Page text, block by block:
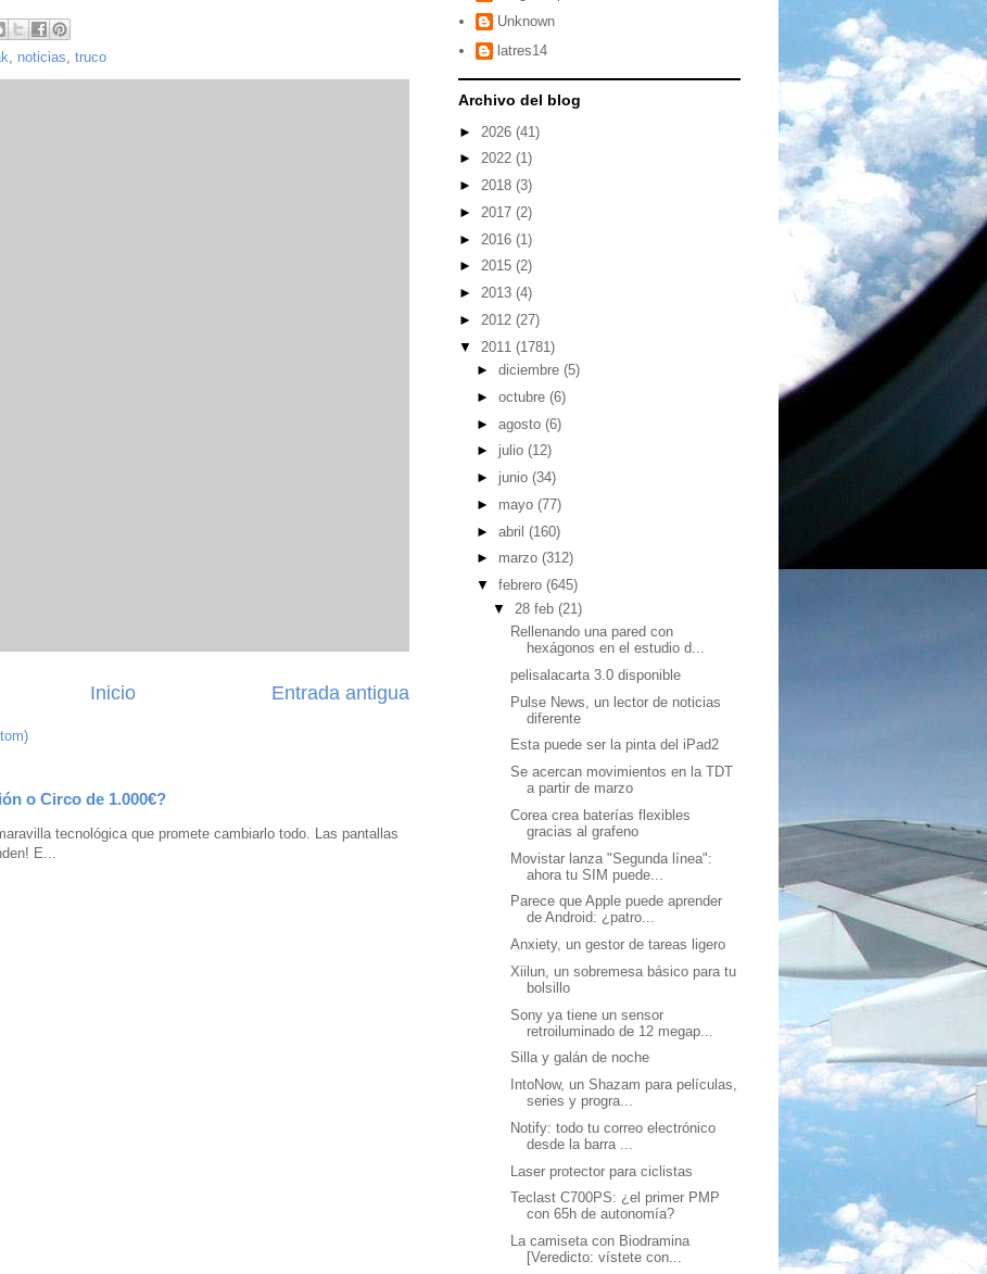
, noticias, truco
Entrada antigua
Inicio
o Circo de 1.000€?
tecnológica que promete cambiarlo todo. Las pantallas
E...
Unknown
latres14
Archivo del blog
► 2026 (41)
► 2022 (1)
► 2018 (3)
► 2017 (2)
► 2016 (1)
► 2015 (2)
► 2013 (4)
► 2012 (27)
▼ 2011 (1781)
► diciembre (5)
► octubre (6)
► agosto (6)
► julio (12)
► junio (34)
► mayo (77)
► abril (160)
► marzo (312)
▼ febrero (645)
▼ 28 feb(21)
Rellenando una pared con
hexágonos en el estudio d...
pelisalacarta 3.0 disponible
Pulse News, un lector de noticias
diferente
Esta puede ser la pinta del iPad2
Se acercan movimientos en la TDT
a partir de marzo
Corea crea baterías flexibles
gracias al grafeno
Movistar lanza "Segunda línea":
ahora tu SIM puede...
Parece que Apple puede aprender
de Android: ¿patro...
Anxiety, un gestor de tareas ligero
Xiilun, un sobremesa básico para tu
bolsillo
Sony ya tiene un sensor
retroiluminado de 12 megap...
Silla y galán de noche
IntoNow, un Shazam para películas,
series y progra...
Notify: todo tu correo electrónico
desde la barra ...
Laser protector para ciclistas
Teclast C700PS: ¿el primer PMP
con 65h de autonomía?
La camiseta con Biodramina
[Veredicto: vístete con...